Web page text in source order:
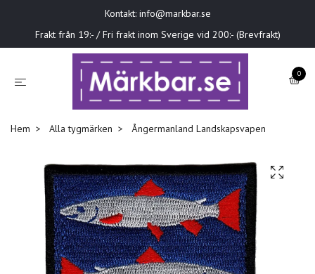
Kontakt: info@markbar.se
Frakt från 19:- / Fri frakt inom Sverige vid 200:- (Brevfrakt)
0
Hem Alla tygmärken Ångermanland Landskapsvapen